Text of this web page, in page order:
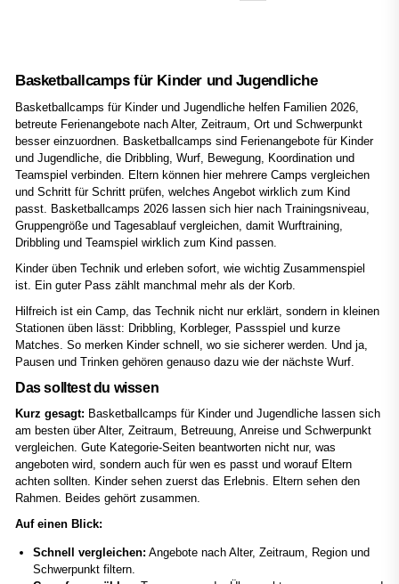
Basketballcamps für Kinder und Jugendliche
Basketballcamps für Kinder und Jugendliche helfen Familien 2026,
betreute Ferienangebote nach Alter, Zeitraum, Ort und Schwerpunkt
besser einzuordnen. Basketballcamps sind Ferienangebote für Kinder
und Jugendliche, die Dribbling, Wurf, Bewegung, Koordination und
Teamspiel verbinden. Eltern können hier mehrere Camps vergleichen
und Schritt für Schritt prüfen, welches Angebot wirklich zum Kind
passt. Basketballcamps 2026 lassen sich hier nach Trainingsniveau,
Gruppengröße und Tagesablauf vergleichen, damit Wurftraining,
Dribbling und Teamspiel wirklich zum Kind passen.
Kinder üben Technik und erleben sofort, wie wichtig Zusammenspiel
ist. Ein guter Pass zählt manchmal mehr als der Korb.
Hilfreich ist ein Camp, das Technik nicht nur erklärt, sondern in kleinen
Stationen üben lässt: Dribbling, Korbleger, Passspiel und kurze
Matches. So merken Kinder schnell, wo sie sicherer werden. Und ja,
Pausen und Trinken gehören genauso dazu wie der nächste Wurf.
Das solltest du wissen
Kurz gesagt: Basketballcamps für Kinder und Jugendliche lassen sich
am besten über Alter, Zeitraum, Betreuung, Anreise und Schwerpunkt
vergleichen. Gute Kategorie-Seiten beantworten nicht nur, was
angeboten wird, sondern auch für wen es passt und worauf Eltern
achten sollten. Kinder sehen zuerst das Erlebnis. Eltern sehen den
Rahmen. Beides gehört zusammen.
Auf einen Blick:
Schnell vergleichen: Angebote nach Alter, Zeitraum, Region und
Schwerpunkt filtern.